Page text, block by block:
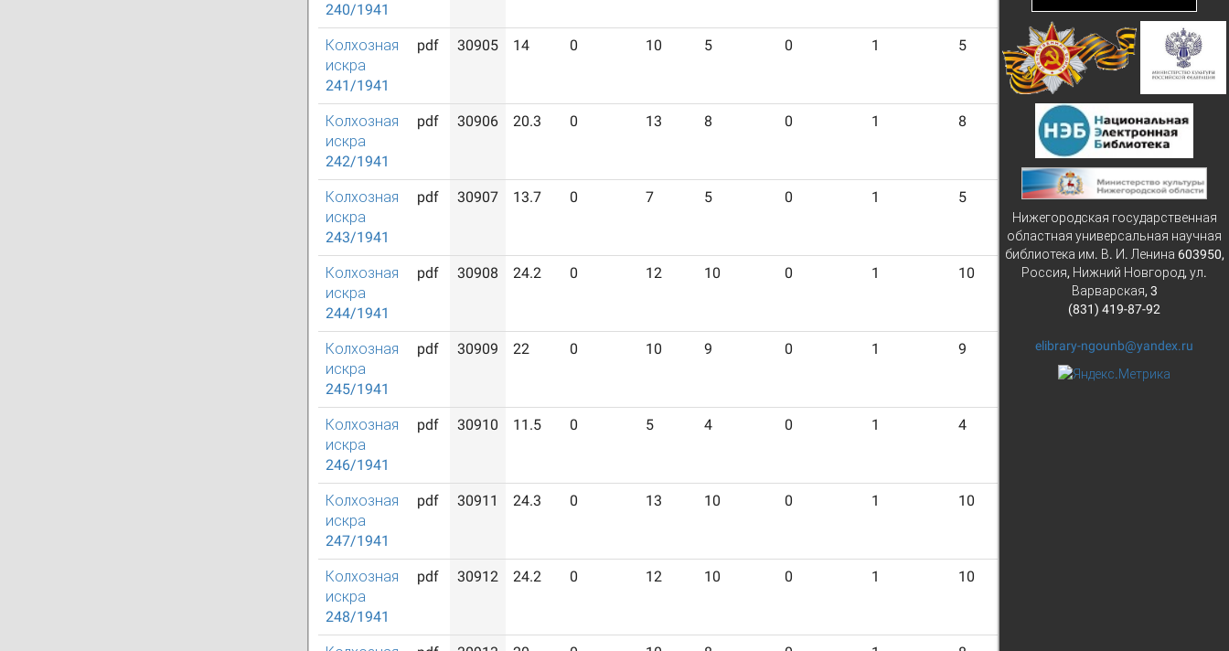
240/1941
Колхозная
искра
241/1941
pdf 30905 14 0 10 5 0 1 5
Колхозная
искра
242/1941
pdf 30906 20.3 0 13 8 0 1 8
Колхозная
искра
243/1941
pdf 30907 13.7 0 7 5 0 1 5
Колхозная
искра
244/1941
pdf 30908 24.2 0 12 10 0 1 10
Колхозная
искра
245/1941
pdf 30909 22 0 10 9 0 1 9
Колхозная
искра
246/1941
pdf 30910 11.5 0 5 4 0 1 4
Колхозная
искра
247/1941
pdf 30911 24.3 0 13 10 0 1 10
Колхозная
искра
248/1941
pdf 30912 24.2 0 12 10 0 1 10
Нижегородская государственная
областная универсальная научная
библиотека им. В. И. Ленина 603950,
Россия, Нижний Новгород, ул.
Варварская, 3
(831) 419-87-92
elibrary-ngounb@yandex.ru